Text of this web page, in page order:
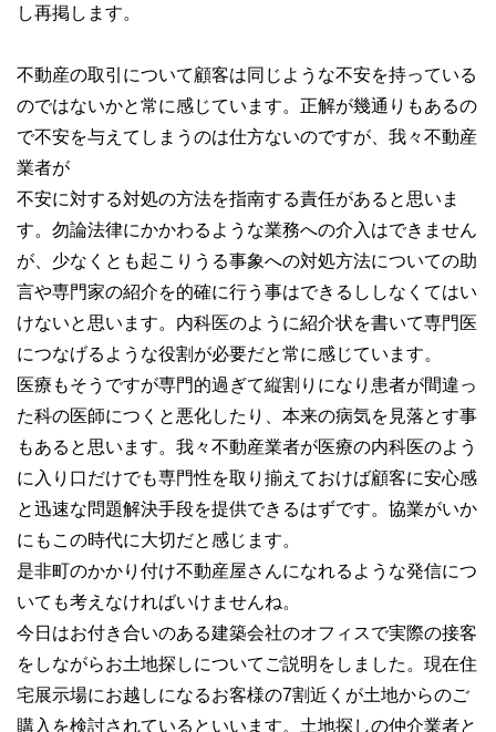
し再掲します。
不動産の取引について顧客は同じような不安を持っている
のではないかと常に感じています。正解が幾通りもあるの
で不安を与えてしまうのは仕方ないのですが、我々不動産
業者が
不安に対する対処の方法を指南する責任があると思いま
す。勿論法律にかかわるような業務への介入はできません
が、少なくとも起こりうる事象への対処方法についての助
言や専門家の紹介を的確に行う事はできるししなくてはい
けないと思います。内科医のように紹介状を書いて専門医
につなげるような役割が必要だと常に感じています。
医療もそうですが専門的過ぎて縦割りになり患者が間違っ
た科の医師につくと悪化したり、本来の病気を見落とす事
もあると思います。我々不動産業者が医療の内科医のよう
に入り口だけでも専門性を取り揃えておけば顧客に安心感
と迅速な問題解決手段を提供できるはずです。協業がいか
にもこの時代に大切だと感じます。
是非町のかかり付け不動産屋さんになれるような発信につ
いても考えなければいけませんね。
今日はお付き合いのある建築会社のオフィスで実際の接客
をしながらお土地探しについてご説明をしました。現在住
宅展示場にお越しになるお客様の7割近くが土地からのご
購入を検討されているといいます。土地探しの仲介業者と